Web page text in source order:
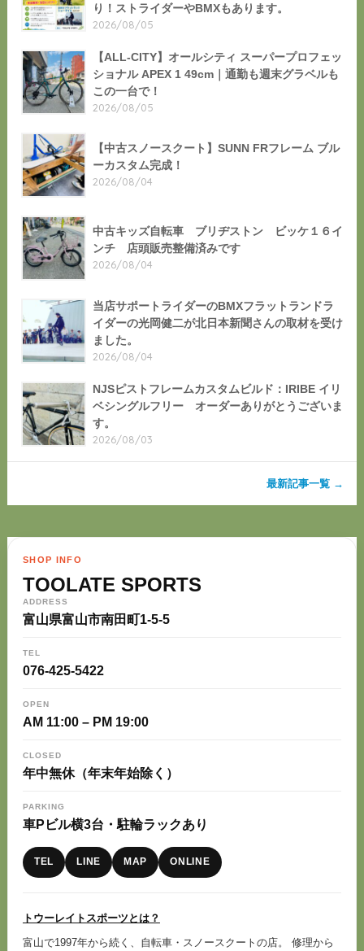
り！ストライダーやBMXもあります。
2026/08/05
【ALL-CITY】オールシティ スーパープロフェッ
ショナル APEX 1 49cm｜通勤も週末グラベルも
この一台で！
2026/08/05
【中古スノースクート】SUNN FRフレーム ブル
ーカスタム完成！
2026/08/04
中古キッズ自転車 ブリヂストン ビッケ１６イ
ンチ 店頭販売整備済みです
2026/08/04
当店サポートライダーのBMXフラットランドラ
イダーの光岡健二が北日本新聞さんの取材を受け
ました。
2026/08/04
NJSピストフレームカスタムビルド：IRIBE イリ
ベシングルフリー オーダーありがとうございま
す。
2026/08/03
最新記事一覧 →
SHOP INFO
TOOLATE SPORTS
ADDRESS
富山県富山市南田町1-5-5
TEL
076-425-5422
OPEN
AM 11:00 – PM 19:00
CLOSED
年中無休（年末年始除く）
PARKING
車Pビル横3台・駐輪ラックあり
TEL LINE MAP ONLINE
トウーレイトスポーツとは？
富山で1997年から続く、自転車・スノースクートの店。 修理から